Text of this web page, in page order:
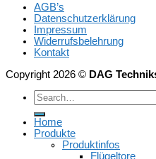
AGB’s
Datenschutzerklärung
Impressum
Widerrufsbelehrung
Kontakt
Copyright 2026 © DAG
Home
Produkte
Produktinfos
Flügeltore